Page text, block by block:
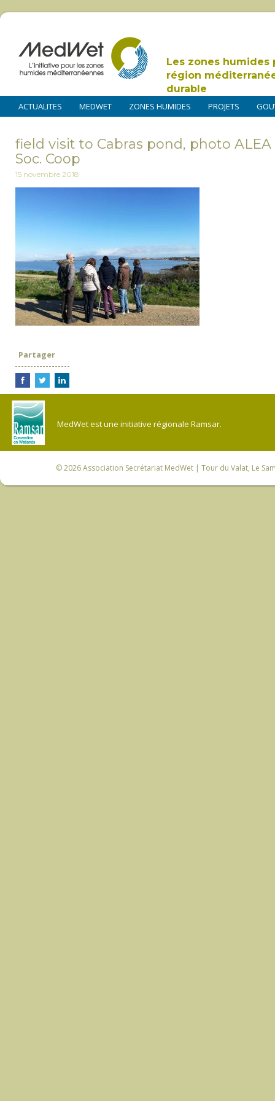
Les zones humides
région
durable
ACTUALITES MEDWET ZONES HUMIDES PROJETS
field visit to Cabras pond, photo
Soc. Coop
15 novembre 2018
Partager
MedWet est une initiative régionale Ramsar.
© 2026Association Secrétariat MedWet | Tour du Valat, Le